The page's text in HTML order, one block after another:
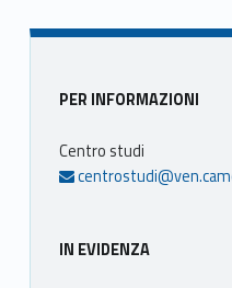
Sidebar
PER INFORMAZIONI
Centro studi
IN EVIDENZA